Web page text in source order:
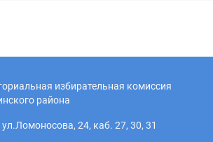
избирательная комиссия
района
24, каб. 27, 30, 31